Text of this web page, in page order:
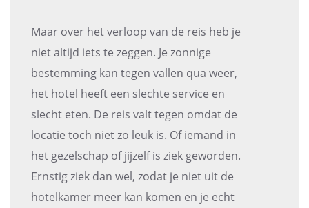
Maar over het verloop van de reis heb je
niet altijd iets te zeggen. Je zonnige
bestemming kan tegen vallen qua weer,
het hotel heeft een slechte service en
slecht eten. De reis valt tegen omdat de
locatie toch niet zo leuk is. Of iemand in
het gezelschap of jijzelf is ziek geworden.
Ernstig ziek dan wel, zodat je niet uit de
hotelkamer meer kan komen en je echt